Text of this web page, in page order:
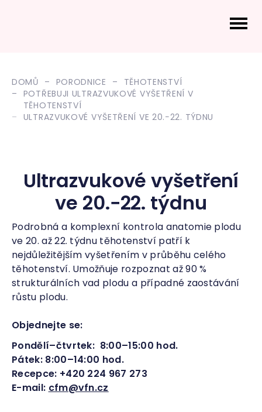
DOMŮ PORODNICE
TĚHOTENSTVÍ
POTŘEBUJI ULTRAZVUKOVÉ VYŠETŘENÍ V
TĚHOTENSTVÍ
ULTRAZVUKOVÉ VYŠETŘENÍ VE 20.−22. TÝDNU
Ultrazvukové vyšetření
ve 20.−22. týdnu
Podrobná a komplexní kontrola anatomie plodu
ve 20. až 22. týdnu těhotenství patří k
nejdůležitějším vyšetřením v průběhu celého
těhotenství. Umožňuje rozpoznat až 90 %
strukturálních vad plodu a případné zaostávání
růstu plodu.
Objednejte se:
Pondělí–čtvrtek: 8:00–15:00 hod.
Pátek: 8:00–14:00 hod.
Recepce: +420 224 967 273
E-mail: cfm@vfn.cz